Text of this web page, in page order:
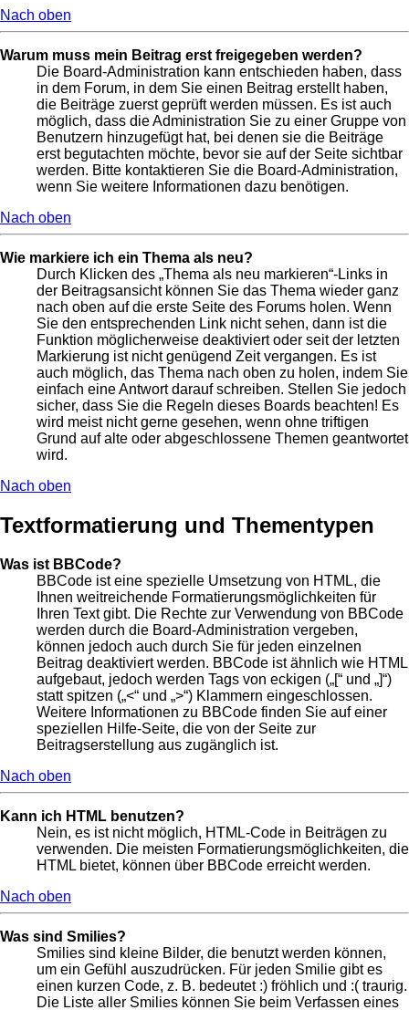
Nach oben
Warum muss mein Beitrag erst freigegeben werden?
Die Board-Administration kann entschieden haben, dass
in dem Forum, in dem Sie einen Beitrag erstellt haben,
die Beiträge zuerst geprüft werden müssen. Es ist auch
möglich, dass die Administration Sie zu einer Gruppe von
Benutzern hinzugefügt hat, bei denen sie die Beiträge
erst begutachten möchte, bevor sie auf der Seite sichtbar
werden. Bitte kontaktieren Sie die Board-Administration,
wenn Sie weitere Informationen dazu benötigen.
Nach oben
Wie markiere ich ein Thema als neu?
Durch Klicken des „Thema als neu markieren“-Links in
der Beitragsansicht können Sie das Thema wieder ganz
nach oben auf die erste Seite des Forums holen. Wenn
Sie den entsprechenden Link nicht sehen, dann ist die
Funktion möglicherweise deaktiviert oder seit der letzten
Markierung ist nicht genügend Zeit vergangen. Es ist
auch möglich, das Thema nach oben zu holen, indem Sie
einfach eine Antwort darauf schreiben. Stellen Sie jedoch
sicher, dass Sie die Regeln dieses Boards beachten! Es
wird meist nicht gerne gesehen, wenn ohne triftigen
Grund auf alte oder abgeschlossene Themen geantwortet
wird.
Nach oben
Textformatierung und Thementypen
Was ist BBCode?
BBCode ist eine spezielle Umsetzung von HTML, die
Ihnen weitreichende Formatierungsmöglichkeiten für
Ihren Text gibt. Die Rechte zur Verwendung von BBCode
werden durch die Board-Administration vergeben,
können jedoch auch durch Sie für jeden einzelnen
Beitrag deaktiviert werden. BBCode ist ähnlich wie HTML
aufgebaut, jedoch werden Tags von eckigen („[“ und „]“)
statt spitzen („<“ und „>“) Klammern eingeschlossen.
Weitere Informationen zu BBCode finden Sie auf einer
speziellen Hilfe-Seite, die von der Seite zur
Beitragserstellung aus zugänglich ist.
Nach oben
Kann ich HTML benutzen?
Nein, es ist nicht möglich, HTML-Code in Beiträgen zu
verwenden. Die meisten Formatierungsmöglichkeiten, die
HTML bietet, können über BBCode erreicht werden.
Nach oben
Was sind Smilies?
Smilies sind kleine Bilder, die benutzt werden können,
um ein Gefühl auszudrücken. Für jeden Smilie gibt es
einen kurzen Code, z. B. bedeutet :) fröhlich und :( traurig.
Die Liste aller Smilies können Sie beim Verfassen eines